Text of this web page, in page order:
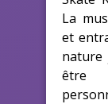
La
et
nature
être